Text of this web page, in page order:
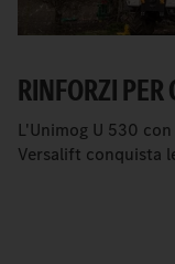
RINFORZI PER
L'Unimog U 530
Versalift conquista